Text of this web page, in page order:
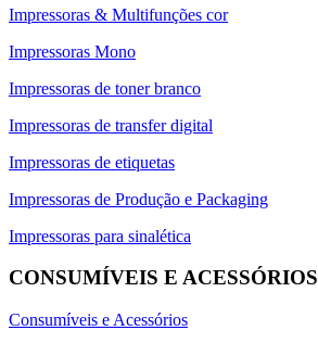
Impressoras & Multifunções cor
Impressoras Mono
Impressoras de toner branco
Impressoras de transfer digital
Impressoras de etiquetas
Impressoras de Produção e Packaging
Impressoras para sinalética
CONSUMÍVEIS E ACESSÓRIOS
Consumíveis e Acessórios